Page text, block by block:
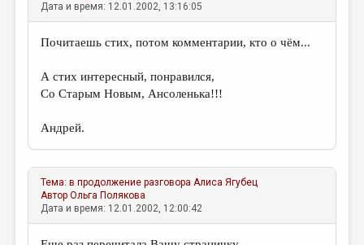
Дата и время: 12.01.2002, 13:16:05
Почитаешь стих, потом комментарии, кто о чём...
А стих интересный, понравился,
Со Старым Новым, Ансоленька!!!
Андрей.
Тема:в продолжение разговора Алиса Ягубец
АвторОльга Полякова
Дата и время: 12.01.2002, 12:00:42